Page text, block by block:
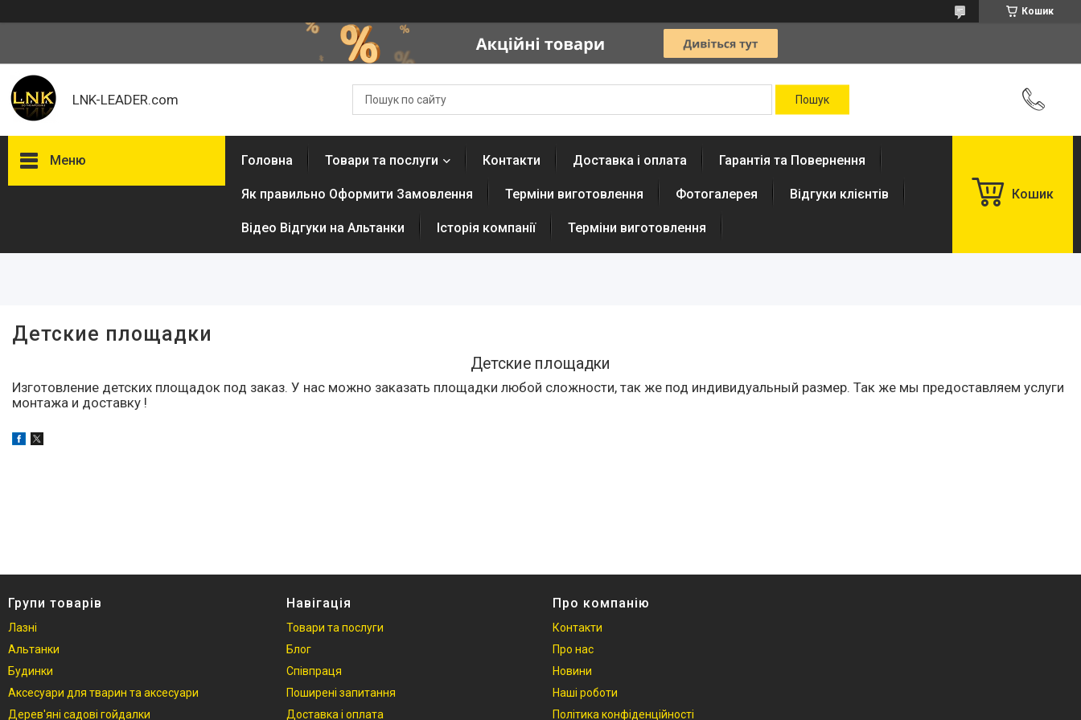
Кошик
LNK-LEADER.com
Меню
Товари та послуги
Фотогалерея
Головна Товари та послуги Контакти Доставка і оплата Гарантія та Повернення
Як правильно Оформити Замовлення Терміни виготовлення Фотогалерея Відгуки клієнтів
Відео Відгуки на Альтанки Історія компанії Терміни виготовлення
Кошик
Детские площадки
Детские площадки
Изготовление детских площадок под заказ. У нас можно заказать площадки любой сложности, так же под индивидуальный размер. Так же мы предоставляем услуги
монтажа и доставку !
Групи товарів
Лазні
Альтанки
Будинки
Аксесуари для тварин та аксесуари
Дерев'яні садові гойдалки
Навігація
Товари та послуги
Блог
Співпраця
Поширені запитання
Доставка і оплата
Про компанію
Контакти
Про нас
Новини
Наші роботи
Політика конфіденційності